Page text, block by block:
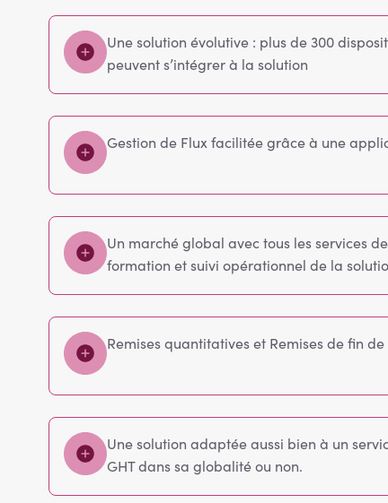
Une solution évolutive : plus de 300
peuvent s’intégrer à la solution
Gestion de Flux facilitée grâce à une
Un marché global avec tous les services
formation et suivi opérationnel de la
Remises quantitatives et Remises de fin
Une solution adaptée aussi bien à un
GHT dans sa globalité ou non.